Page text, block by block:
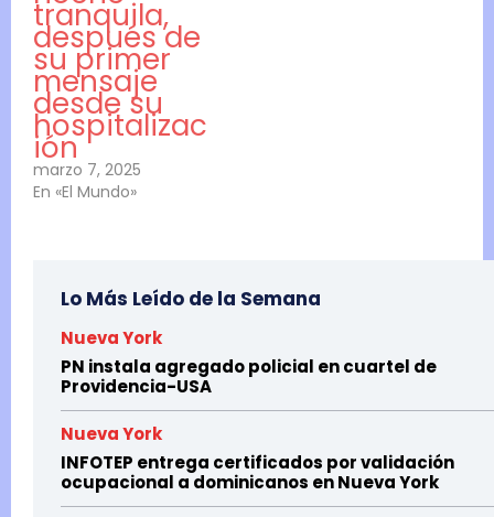
tranquila,
después de
su primer
mensaje
desde su
hospitalizac
ión
marzo 7, 2025
En «El Mundo»
Lo Más Leído de la Semana
Nueva York
PN instala agregado policial en cuartel de
Providencia-USA
Nueva York
INFOTEP entrega certificados por validación
ocupacional a dominicanos en Nueva York